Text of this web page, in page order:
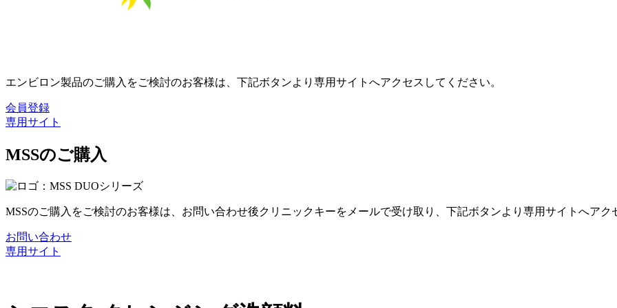
エンビロン製品のご購入をご検討のお客様は、下記ボタンより専用サイトへアクセスしてください。
会員登録
専用サイト
MSSのご購入
MSSのご購入をご検討のお客様は、お問い合わせ後クリニックキーをメールで受け取り、下記ボタンより専用サイトへアク
お問い合わせ
専用サイト